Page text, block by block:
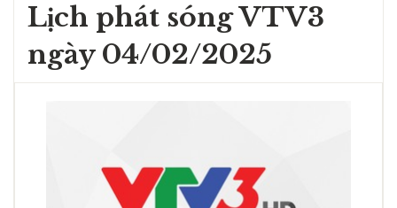
Lịch phát sóng VTV3
ngày 04/02/2025